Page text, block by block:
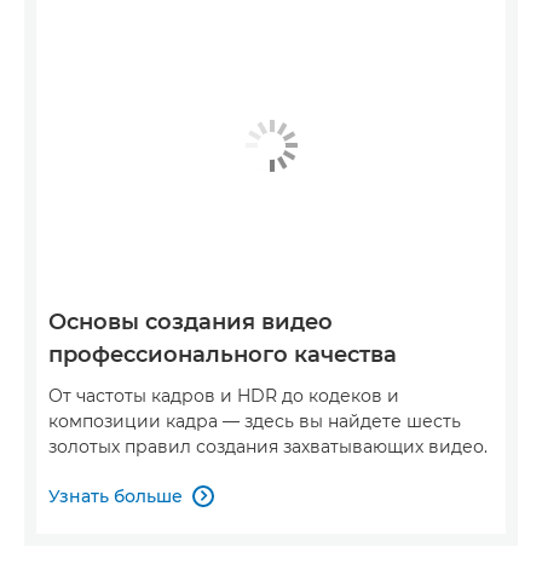
Основы создания видео
профессионального качества
От частоты кадров и HDR до кодеков и
композиции кадра — здесь вы найдете шесть
золотых правил создания захватывающих видео.
Узнать больше 